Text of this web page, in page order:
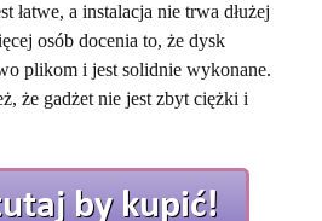
łatwe, a instalacja nie trwa dłużej
osób docenia to, że dysk
plikom i jest solidnie wykonane.
że gadżet nie jest zbyt ciężki i